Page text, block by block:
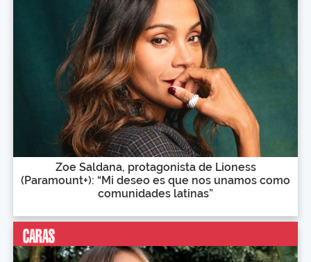
Zoe Saldana, protagonista de Lioness
(Paramount+): “Mi deseo es que nos unamos como
comunidades latinas”